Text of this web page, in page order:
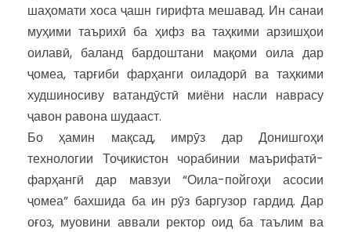
шаҳомати хоса ҷашн гирифта мешавад. Ин санаи
муҳими таърихӣ ба ҳифз ва таҳкими арзишҳои
оилавӣ, баланд бардоштани мақоми оила дар
ҷомеа, тарғиби фарҳанги оиладорӣ ва таҳкими
худшиносиву ватандӯстӣ миёни насли наврасу
ҷавон равона шудааст.
Бо ҳамин мақсад, имрӯз дар Донишгоҳи
технологии Тоҷикистон чорабинии маърифатӣ-
фарҳангӣ дар мавзуи “Оила-пойгоҳи асосии
ҷомеа” бахшида ба ин рӯз баргузор гардид. Дар
оғоз, муовини аввали ректор оид ба таълим ва